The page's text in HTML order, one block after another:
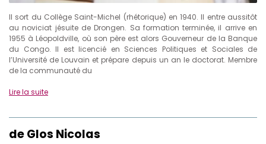
Il sort du Collège Saint-Michel (rhétorique) en 1940. Il entre aussitôt
au noviciat jésuite de Drongen. Sa formation terminée, il arrive en
1955 à Léopoldville, où son père est alors Gouverneur de la Banque
du Congo. Il est licencié en Sciences Politiques et Sociales de
l’Université de Louvain et prépare depuis un an le doctorat. Membre
de la communauté du
Lire la suite
de Glos Nicolas